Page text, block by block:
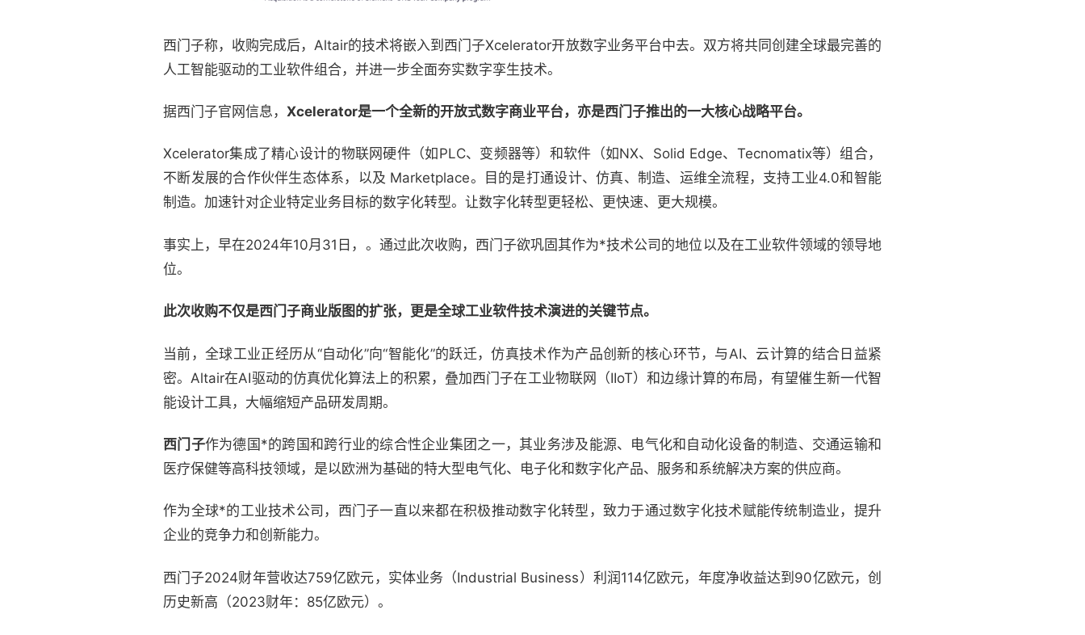
西门子称，收购完成后，Altair的技术将嵌入到西门子Xcelerator开放数字业务平台中去。双方将共同创建全球最完善的
人工智能驱动的工业软件组合，并进一步全面夯实数字孪生技术。
据西门子官网信息， Xcelerator是一个全新的开放式数字商业平台，亦是西门子推出的一大核心战略平台。
Xcelerator集成了精心设计的物联网硬件（如PLC、变频器等）和软件（如NX、Solid Edge、Tecnomatix等）组合，
不断发展的合作伙伴生态体系，以及 Marketplace。目的是打通设计、仿真、制造、运维全流程，支持工业4.0和智能
制造。加速针对企业特定业务目标的数字化转型。让数字化转型更轻松、更快速、更大规模。
事实上，早在2024年10月31日，。通过此次收购，西门子欲巩固其作为*技术公司的地位以及在工业软件领域的领导地
位。
此次收购不仅是西门子商业版图的扩张，更是全球工业软件技术演进的关键节点。
当前，全球工业正经历从“自动化”向“智能化”的跃迁，仿真技术作为产品创新的核心环节，与AI、云计算的结合日益紧
密。Altair在AI驱动的仿真优化算法上的积累，叠加西门子在工业物联网（IIoT）和边缘计算的布局，有望催生新一代智
能设计工具，大幅缩短产品研发周期。
西门子作为德国*的跨国和跨行业的综合性企业集团之一，其业务涉及能源、电气化和自动化设备的制造、交通运输和
医疗保健等高科技领域，是以欧洲为基础的特大型电气化、电子化和数字化产品、服务和系统解决方案的供应商。
作为全球*的工业技术公司，西门子一直以来都在积极推动数字化转型，致力于通过数字化技术赋能传统制造业，提升
企业的竞争力和创新能力。
西门子2024财年营收达759亿欧元，实体业务（Industrial Business）利润114亿欧元，年度净收益达到90亿欧元，创
历史新高（2023财年：85亿欧元）。